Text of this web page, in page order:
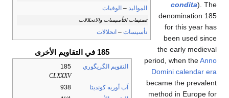
المواليد – الوفيات
تصنيفات التأسيسات والانحلالات
تأسيسات – انحلالات
185 في التقاويم الأخرى
التقويم الگريگوري
185
CLXXXV
آب أوربه كونديتا
938
condita). The
denomination 185
for this year has
been used since
the early medieval
period, when theAnno
Domini calendar era
became the prevalent
method in Europe for